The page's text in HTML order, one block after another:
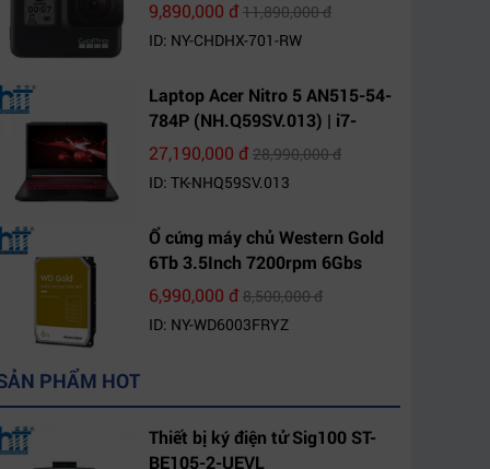
9,890,000 đ11,890,000 đ
ID: NY-CHDHX-701-RW
Laptop Acer Nitro 5 AN515-54-
784P (NH.Q59SV.013) | i7-
9750H | 8GB DDR4 | 1TB HDD |
FHD IPS | Win10
27,190,000 đ28,990,000 đ
ID: TK-NHQ59SV.013
Ổ cứng máy chủ Western Gold
6Tb 3.5Inch 7200rpm 6Gbs
256Mb SATA (WD6003FRYZ)
6,990,000 đ8,500,000 đ
ID: NY-WD6003FRYZ
PHẨM HOT
Thiết bị ký điện tử Sig100 ST-
BE105-2-UEVL